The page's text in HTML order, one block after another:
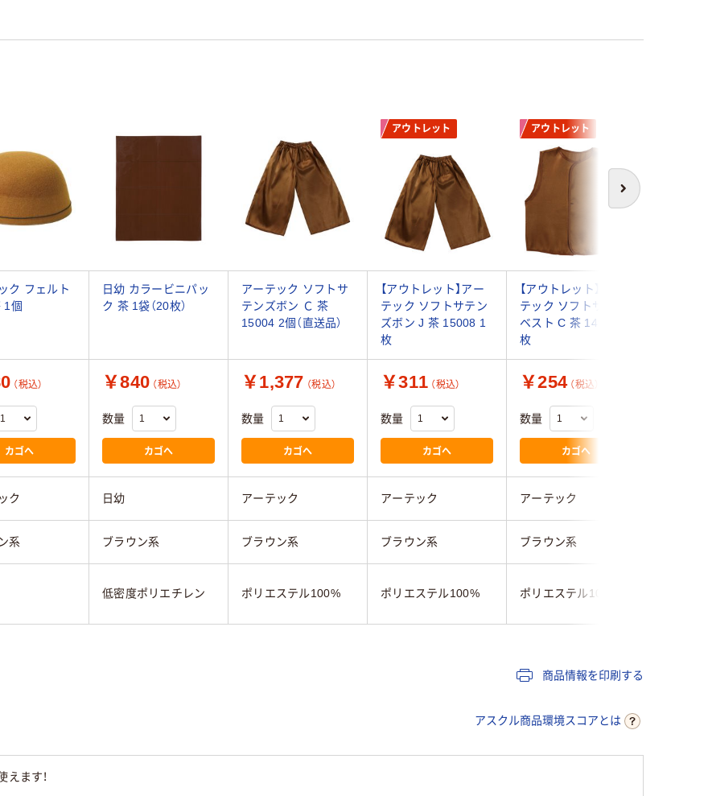
次へ
アウトレット アウトレット
ク フェルト
1個
日幼 カラービニパッ
ク 茶 1袋（20枚）
アーテック ソフトサ
テンズボン Ｃ 茶
15004 2個（直送品）
【アウトレット】アー
テック ソフトサテン
ズボン J 茶 15008 1
枚
【アウトレット】アー
テック ソフトサテン
ベスト C 茶 14996 1
枚
（税込）
カゴへ
￥840 （税込）
数量
カゴへ
￥1,377 （税込）
数量
カゴへ
￥311 （税込）
数量
カゴへ
￥254 （税込）
数量
カゴへ
ク 日幼 アーテック アーテック アーテック
系 ブラウン系 ブラウン系 ブラウン系 ブラウン系
低密度ポリエチレン ポリエステル100% ポリエステル100% ポリエステル100%
商品情報を印刷する
アスクル商品環境スコアとは
えます！